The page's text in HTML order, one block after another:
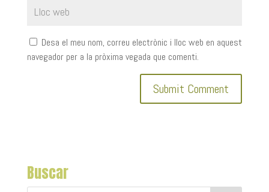
Desa el meu nom, correu electrònic i lloc web en aquest
navegador per a la pròxima vegada que comenti.
Buscar